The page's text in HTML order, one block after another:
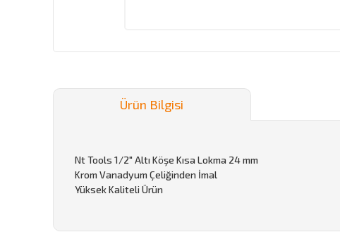
Ürün Bilgisi
Nt Tools 1/2" Altı Köşe Kısa Lokma 24 mm
Krom Vanadyum Çeliğinden İmal
Yüksek Kaliteli Ürün